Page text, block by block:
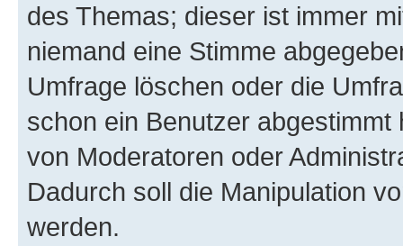
des Themas; dieser ist immer
niemand eine Stimme
Umfrage löschen oder die
schon ein Benutzer
von Moderatoren oder
Dadurch soll die Manipulation
werden.